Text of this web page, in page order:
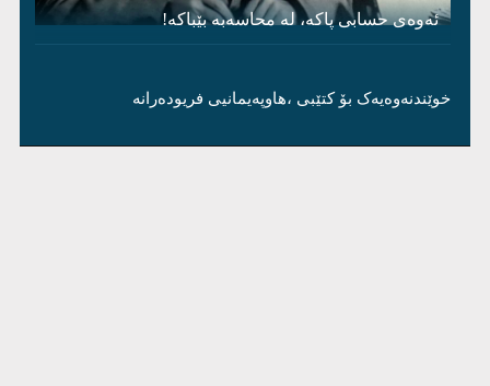
ئەوەی حسابی پاکە، لە محاسەبە بێباکە!
خوێندنەوەیەک بۆ کتێبی ،هاوپەیمانیی فریودەرانە